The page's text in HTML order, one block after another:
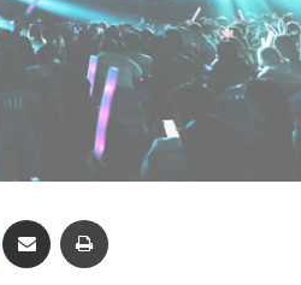
MessengerEmail ile gönder